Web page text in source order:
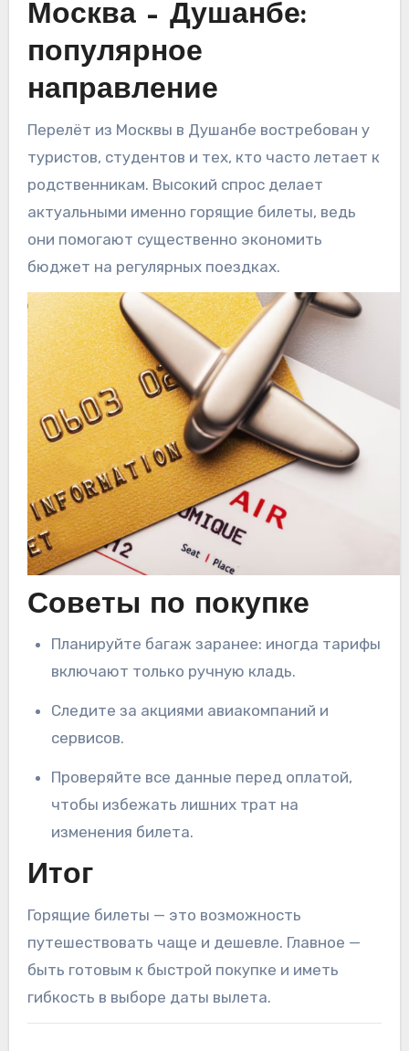
Москва – Душанбе:
популярное
направление
Перелёт из Москвы в Душанбе востребован у
туристов, студентов и тех, кто часто летает к
родственникам. Высокий спрос делает
актуальными именно горящие билеты, ведь
они помогают существенно экономить
бюджет на регулярных поездках.
Советы по покупке
Планируйте багаж заранее: иногда тарифы
включают только ручную кладь.
Следите за акциями авиакомпаний и
сервисов.
Проверяйте все данные перед оплатой,
чтобы избежать лишних трат на
изменения билета.
Итог
Горящие билеты — это возможность
путешествовать чаще и дешевле. Главное —
быть готовым к быстрой покупке и иметь
гибкость в выборе даты вылета.